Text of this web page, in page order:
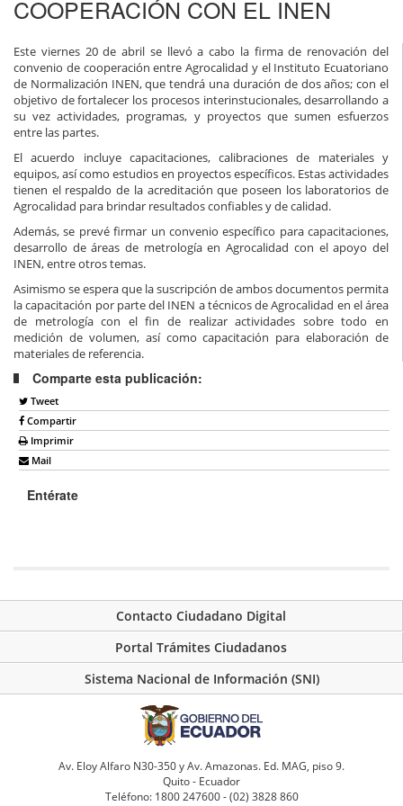
COOPERACIÓN CON EL INEN
Este viernes 20 de abril se llevó a cabo la firma de renovación del
convenio de cooperación entre Agrocalidad y el Instituto Ecuatoriano
de Normalización INEN, que tendrá una duración de dos años; con el
objetivo de fortalecer los procesos interinstucionales, desarrollando a
su vez actividades, programas, y proyectos que sumen esfuerzos
entre las partes.
El acuerdo incluye capacitaciones, calibraciones de materiales y
equipos, así como estudios en proyectos específicos. Estas actividades
tienen el respaldo de la acreditación que poseen los laboratorios de
Agrocalidad para brindar resultados confiables y de calidad.
Además, se prevé firmar un convenio específico para capacitaciones,
desarrollo de áreas de metrología en Agrocalidad con el apoyo del
INEN, entre otros temas.
Asimismo se espera que la suscripción de ambos documentos permita
la capacitación por parte del INEN a técnicos de Agrocalidad en el área
de metrología con el fin de realizar actividades sobre todo en
medición de volumen, así como capacitación para elaboración de
materiales de referencia.
Comparte esta publicación:
Tweet
Compartir
Imprimir
Mail
Entérate
Contacto Ciudadano Digital
Portal Trámites Ciudadanos
Sistema Nacional de Información (SNI)
Av. Eloy Alfaro N30-350 y Av. Amazonas. Ed. MAG, piso 9.
Quito - Ecuador
Teléfono: 1800 247600 - (02) 3828 860